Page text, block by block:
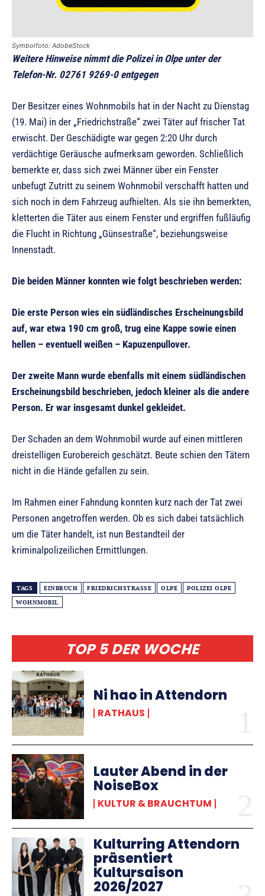
TOP 5 DER WOCHE
Ni hao in Attendorn
RATHAUS
Lauter Abend in der
NoiseBox
KULTUR & BRAUCHTUM
Kulturring Attendorn
präsentiert
Kultursaison
2026/2027
Symbolfoto: AdobeStock
Weitere Hinweise nimmt die Polizei in Olpe unter der
Telefon-Nr. 02761 9269-0 entgegen
Der Besitzer eines Wohnmobils hat in der Nacht zu Dienstag
(19. Mai) in der „Friedrichstraße“ zwei Täter auf frischer Tat
erwischt. Der Geschädigte war gegen 2:20 Uhr durch
verdächtige Geräusche aufmerksam geworden. Schließlich
bemerkte er, dass sich zwei Männer über ein Fenster
unbefugt Zutritt zu seinem Wohnmobil verschafft hatten und
sich noch in dem Fahrzeug aufhielten. Als sie ihn bemerkten,
kletterten die Täter aus einem Fenster und ergriffen fußläufig
die Flucht in Richtung „Günsestraße“, beziehungsweise
Innenstadt.
Die beiden Männer konnten wie folgt beschrieben werden:
Die erste Person wies ein südländisches Erscheinungsbild
auf, war etwa 190 cm groß, trug eine Kappe sowie einen
hellen – eventuell weißen – Kapuzenpullover.
Der zweite Mann wurde ebenfalls mit einem südländischen
Erscheinungsbild beschrieben, jedoch kleiner als die andere
Person. Er war insgesamt dunkel gekleidet.
Der Schaden an dem Wohnmobil wurde auf einen mittleren
dreistelligen Eurobereich geschätzt. Beute schien den Tätern
nicht in die Hände gefallen zu sein.
Im Rahmen einer Fahndung konnten kurz nach der Tat zwei
Personen angetroffen werden. Ob es sich dabei tatsächlich
um die Täter handelt, ist nun Bestandteil der
kriminalpolizeilichen Ermittlungen.
TAGS EINBRUCH FRIEDRICHSTRASSE OLPE
POLIZEI OLPE
WOHNMOBIL